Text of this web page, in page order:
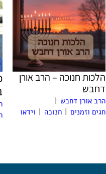
הלכות חנוכה – הרב אורן
דחבש
הרב אורן דחבש
חגים וזמנים
חנוכה וידאו